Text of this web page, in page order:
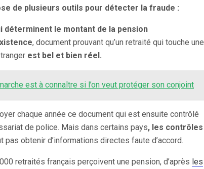
de plusieurs outils pour détecter la fraude :
déterminent le montant de la pension
, document prouvant qu’un retraité qui touche une
est bel et bien réel.
est à connaître si l’on veut protéger son conjoint
chaque année ce document qui est ensuite contrôlé
de police. Mais dans certains pays, les contrôles
pas obtenir d’informations directes faute d’accord.
retraités français perçoivent une pension, d’après les